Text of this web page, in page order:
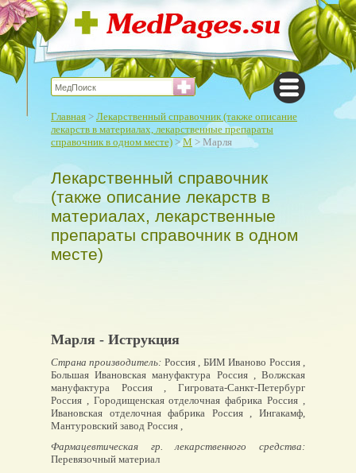
Главная > Лекарственный справочник (также описание
лекарств в материалах, лекарственные препараты
справочник в одном месте) >М > Марля
Лекарственный справочник
(также описание лекарств в
материалах, лекарственные
препараты справочник в одном
месте)
Марля - Иструкция
Страна производитель: Россия , БИМ Иваново Россия ,
Большая Ивановская мануфактура Россия , Волжская
мануфактура Россия , Гигровата-Санкт-Петербург
Россия , Городищенская отделочная фабрика Россия ,
Ивановская отделочная фабрика Россия , Ингакамф,
Мантуровский завод Россия ,
Фармацевтическая гр. лекарственного средства:
Перевязочный материал